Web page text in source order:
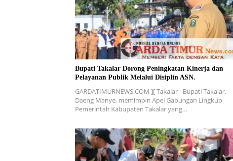
Bupati Takalar Dorong Peningkatan Kinerja dan
Pelayanan Publik Melalui Disiplin ASN.
GARDATIMURNEWS.COM ][ Takalar –Bupati Takalar,
Daeng Manye, memimpin Apel Gabungan Lingkup
Pemerintah Kabupaten Takalar yang…